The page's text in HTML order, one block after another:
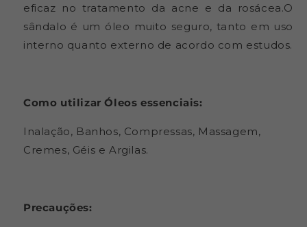
eficaz no tratamento da acne e da rosácea.O
sândalo é um óleo muito seguro, tanto em uso
interno quanto externo de acordo com estudos.
Como utilizar Óleos essenciais:
Inalação, Banhos, Compressas, Massagem,
Cremes, Géis e Argilas.
Precauções: